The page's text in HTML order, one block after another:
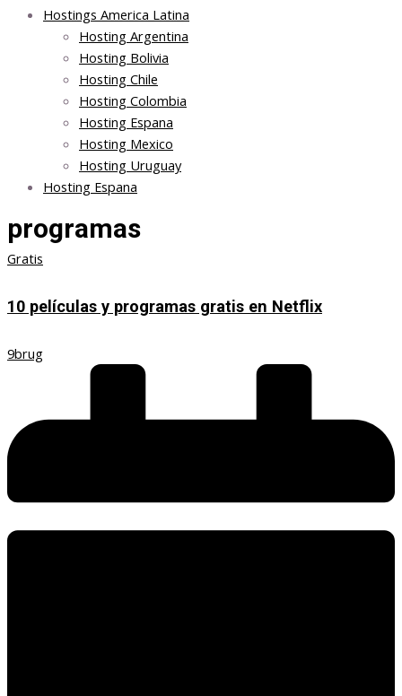
Hostings America Latina
Hosting Argentina
Hosting Bolivia
Hosting Chile
Hosting Colombia
Hosting Espana
Hosting Mexico
Hosting Uruguay
Hosting Espana
programas
Gratis
10 películas y programas gratis en Netflix
9brug